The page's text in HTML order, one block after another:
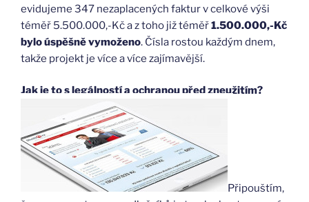
evidujeme 347 nezaplacených faktur v celkové výši
téměř 5.500.000,-Kč a z toho již téměř1.500.000,-Kč
bylo úspěšně vymoženo. Čísla rostou každým dnem,
takže projekt je více a více zajímavější.
Jak je to s legálností a ochranou před zneužitím?
Připouštím,